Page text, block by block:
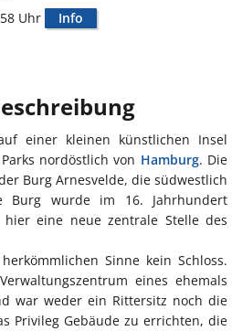
Uhr Info
einer kleinen künstlichen Insel
nordöstlich von Hamburg. Die
Burg Arnesvelde, die südwestlich
Burg wurde im 16. Jahrhundert
eine neue zentrale Stelle des
Sinne kein Schloss.
eines ehemals
war weder ein Rittersitz noch die
Privileg Gebäude zu errichten, die